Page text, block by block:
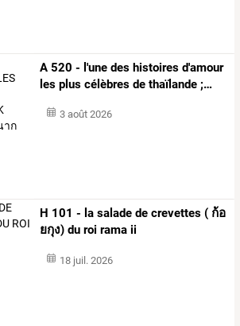
A 520 - l'une des histoires d'amour
les plus célèbres de thaïlande ;…
3 août 2026
H 101 - la salade de crevettes ( ก้อ
ยกุง) du roi rama ii
18 juil. 2026